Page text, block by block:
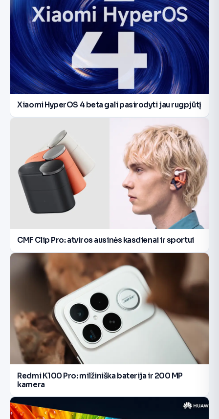
Xiaomi HyperOS 4 beta gali pasirodyti jau rugpjūtį
CMF Clip Pro: atviros ausinės kasdienai ir sportui
Redmi K100 Pro: milžiniška baterija ir 200 MP
kamera